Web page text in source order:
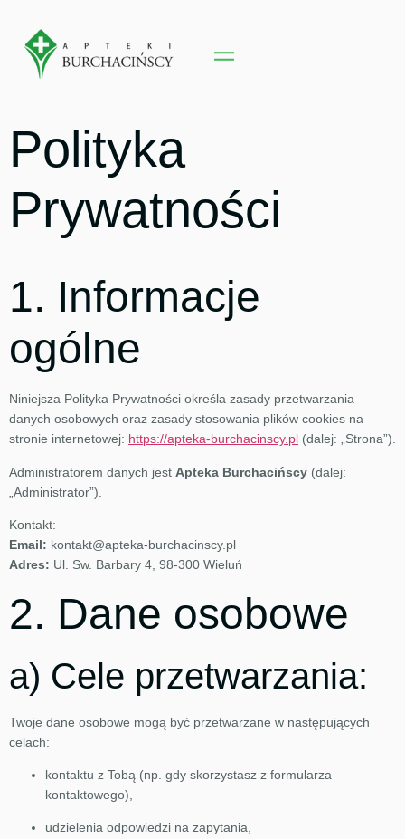
Polityka
Prywatności
1. Informacje
ogólne
Niniejsza Polityka Prywatności określa zasady przetwarzania
danych osobowych oraz zasady stosowania plików cookies na
stronie internetowej: https://apteka-burchacinscy.pl (dalej: „Strona”).
Administratorem danych jest Apteka Burchacińscy (dalej:
„Administrator”).
Kontakt:
Email: kontakt@apteka-burchacinscy.pl
Adres: Ul. Sw. Barbary 4, 98-300 Wieluń
2. Dane osobowe
a) Cele przetwarzania:
Twoje dane osobowe mogą być przetwarzane w następujących
celach:
kontaktu z Tobą (np. gdy skorzystasz z formularza
kontaktowego),
udzielenia odpowiedzi na zapytania,